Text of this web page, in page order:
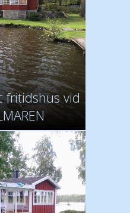
fritidshus vid